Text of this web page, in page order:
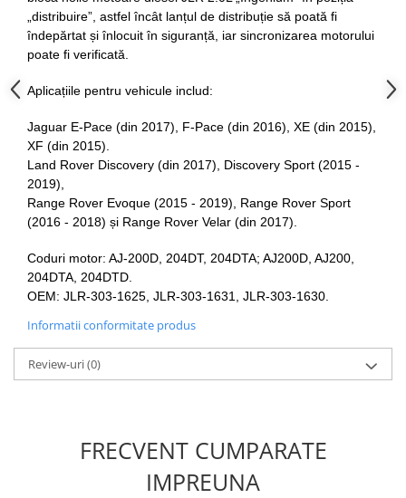
Slefuitoare electrice
Scule fixare distributie
Audi
Bmw
Chevrolet
Chrysler
Citroen
Dacia
Ford
Jaguar
Lancia
Land Rover
Mazda
„distribuire”, astfel încât lanțul de distribuție să poată fi
îndepărtat și înlocuit în siguranță, iar sincronizarea motorului
poate fi verificată.
Aplicațiile pentru vehicule includ:
Jaguar E-Pace (din 2017), F-Pace (din 2016), XE (din 2015),
XF (din 2015).
Land Rover Discovery (din 2017), Discovery Sport (2015 -
2019),
Range Rover Evoque (2015 - 2019), Range Rover Sport
(2016 - 2018) și Range Rover Velar (din 2017).
Coduri motor: AJ-200D, 204DT, 204DTA; AJ200D, AJ200,
204DTA, 204DTD.
OEM: JLR-303-1625, JLR-303-1631, JLR-303-1630.
Informatii conformitate produs
Review-uri(0)
FRECVENT CUMPARATE
IMPREUNA